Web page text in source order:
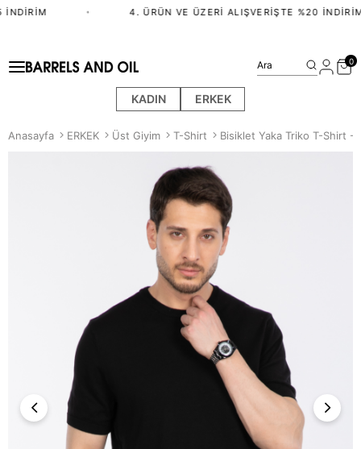
4. ÜRÜN VE ÜZERI ALIŞVERIŞTE %20 İNDIRIM
KADIN ERKEK
Ara 0
Anasayfa ERKEK Üst Giyim T-Shirt Bisiklet Yaka Triko T-Shirt -